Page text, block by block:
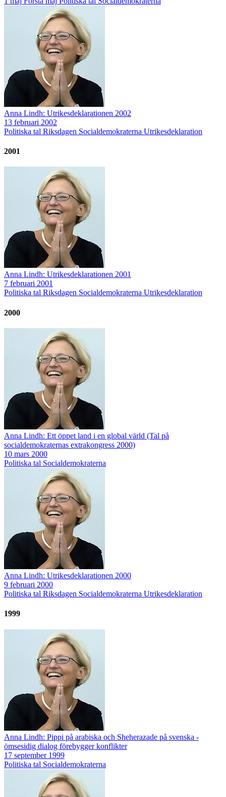
Anna Lindh: Utrikesdeklarationen 2002
13 februari 2002
Politiska tal Riksdagen Socialdemokraterna Utrikesdeklaration
2001
Anna Lindh: Utrikesdeklarationen 2001
7 februari 2001
Politiska tal Riksdagen Socialdemokraterna Utrikesdeklaration
2000
Anna Lindh: Ett öppet land i en global värld (Tal på
socialdemokraternas extrakongress 2000)
10 mars 2000
Politiska tal Socialdemokraterna
Anna Lindh: Utrikesdeklarationen 2000
9 februari 2000
Politiska tal Riksdagen Socialdemokraterna Utrikesdeklaration
1999
Anna Lindh: Pippi på arabiska och Sheherazade på svenska -
ömsesidig dialog förebygger konflikter
17 september 1999
Politiska tal Socialdemokraterna